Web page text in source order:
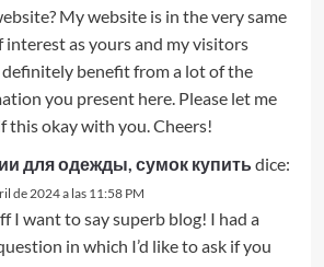
My website is in the very same
interest as yours and my visitors
benefit from a lot of the
you present here. Please let me
this okay with you. Cheers!
для одежды, сумок купить dice:
de 2024 a las 11:58 PM
I want to say superb blog! I had a
in which I’d like to ask if you